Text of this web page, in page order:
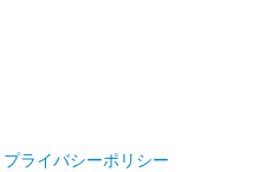
プライバシーポリシー